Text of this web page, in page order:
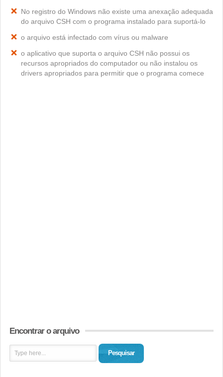
No registro do Windows não existe uma anexação adequada
do arquivo CSH com o programa instalado para suportá-lo
o arquivo está infectado com vírus ou malware
o aplicativo que suporta o arquivo CSH não possui os
recursos apropriados do computador ou não instalou os
drivers apropriados para permitir que o programa comece
Encontrar o arquivo
Pesquisar